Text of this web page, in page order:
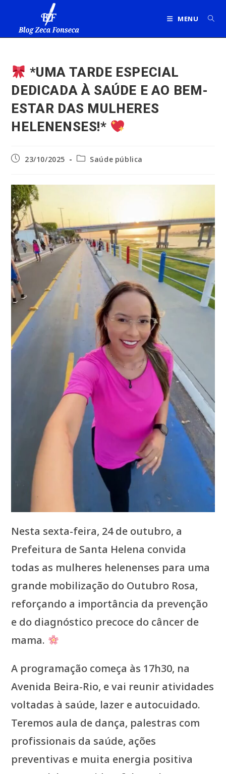
MENU
*UMA TARDE ESPECIAL
DEDICADA À SAÚDE E AO BEM-
ESTAR DAS MULHERES
HELENENSES!*
Post23/10/2025
Categoria
Saúde pública
Nesta sexta-feira, 24 de outubro, a
Prefeitura de Santa Helena convida
todas as mulheres helenenses para uma
grande mobilização do Outubro Rosa,
reforçando a importância da prevenção
e do diagnóstico precoce do câncer de
mama.
A programação começa às 17h30, na
Avenida Beira-Rio, e vai reunir atividades
voltadas à saúde, lazer e autocuidado.
Teremos aula de dança, palestras com
profissionais da saúde, ações
preventivas e muita energia positiva